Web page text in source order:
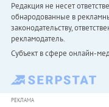
Редакция не несет
обнародованные в
законодательству,
рекламодатель.
Субъект в сфере онлайн-
РЕКЛАМА